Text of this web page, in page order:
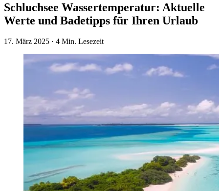
Schluchsee Wassertemperatur: Aktuelle
Werte und Badetipps für Ihren Urlaub
17. März 2025 · 4 Min. Lesezeit